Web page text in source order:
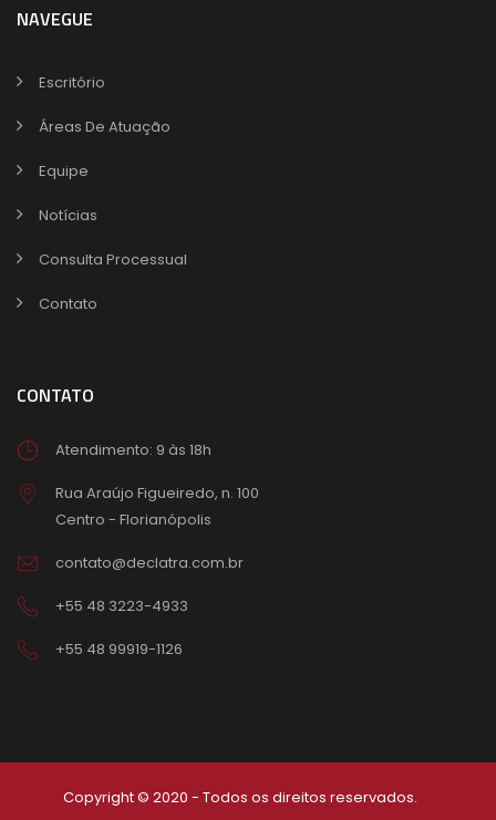
NAVEGUE
Escritório
Áreas De Atuação
Equipe
Notícias
Consulta Processual
Contato
CONTATO
Atendimento: 9 às 18h
Rua Araújo Figueiredo, n. 100
Centro - Florianópolis
contato@declatra.com.br
+55 48 3223-4933
+55 48 99919-1126
Copyright © 2020 - Todos os direitos reservados.